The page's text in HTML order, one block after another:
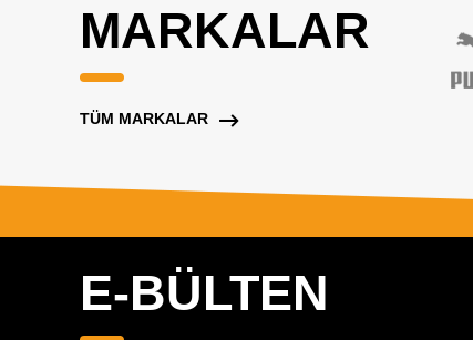
MARKALAR
TÜM MARKALAR
E-BÜLTEN